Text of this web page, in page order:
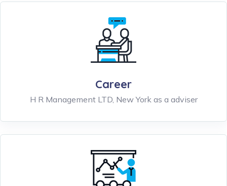
Career
H R Management LTD, New York as a adviser